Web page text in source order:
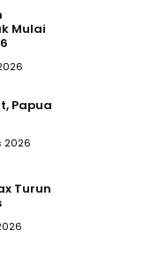
Mulai
Papua
2026
Turun